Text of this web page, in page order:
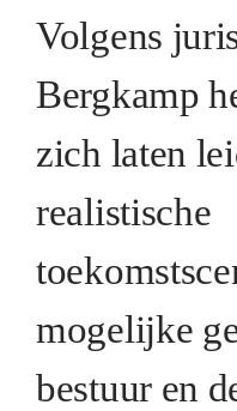
Volgens
Bergkamp
zich laten
realistische
mogelijke
bestuur en